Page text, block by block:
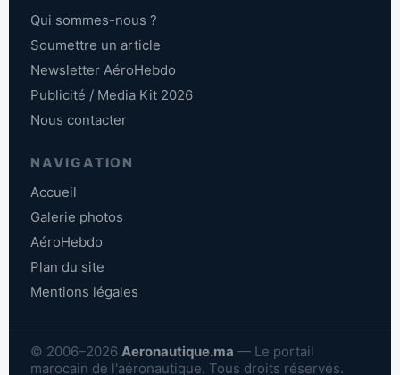
Qui sommes-nous ?
Soumettre un article
Newsletter AéroHebdo
Publicité / Media Kit 2026
Nous contacter
NAVIGATION
Accueil
Galerie photos
AéroHebdo
Plan du site
Mentions légales
© 2006–2026 Aeronautique.ma — Le portail
marocain de l'aéronautique. Tous droits réservés.